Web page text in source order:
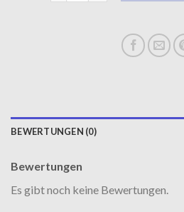
BEWERTUNGEN (0)
Bewertungen
Es gibt noch keine Bewertungen.